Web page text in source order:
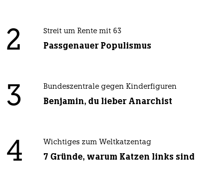
2 Streit um Rente mit 63
Passgenauer Populismus
3 Bundeszentrale gegen Kinderfiguren
Benjamin, du lieber Anarchist
4 Wichtiges zum Weltkatzentag
7 Gründe, warum Katzen links sind